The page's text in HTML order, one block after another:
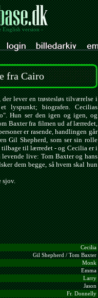
English version -
fra Cairo
lever en trøstesløs tilværelse i
lyspunkt; biografen. Cecilias
Hun ser den igen og igen, og
Baxter fra filmen ud af lærredet,
er rasende, handlingen går
Gil Shepherd, som ser sin rolle
tilbage til lærredet - og Cecilia er i
live: Tom Baxter og hans
dem begge, så hvem skal hun
sjov.
Cecilia
Gil Shepherd / Tom Baxter
Monk
Emma
Larry
Jason
Fr. Donnelly